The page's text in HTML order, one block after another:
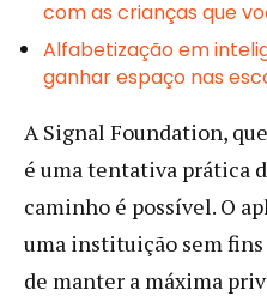
com as crianças que
Alfabetização em
ganhar espaço nas
A Signal Foundation,
é uma tentativa prática
caminho é possível. O
uma instituição sem
de manter a máxima